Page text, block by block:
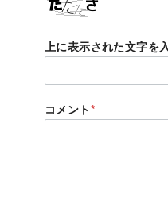
上に表示された文字を
コメント*